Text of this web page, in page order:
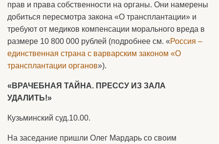
прав и права собственности на органы. Они намерены
добиться пересмотра закона «О трансплантации» и
требуют от медиков компенсации морального вреда в
размере 10 800 000 рублей (подробнее см. «Россия –
единственная страна с варварским законом «О
трансплантации органов»).
«ВРАЧЕБНАЯ ТАЙНА. ПРЕССУ ИЗ ЗАЛА
УДАЛИТЬ!»
Кузьминский суд.10.00.
На заседание пришли Олег Мардарь со своим